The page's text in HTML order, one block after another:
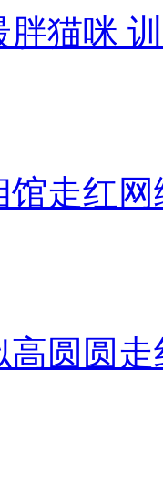
猫咪
馆走红网
高圆圆走